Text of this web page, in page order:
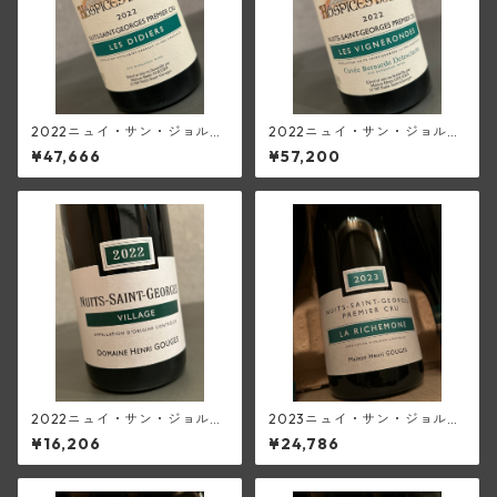
2022ニュイ・サン・ジョルジ
ュ1級レ・ディディエ(オスピ
ス・ド・ニュイ／メゾン・ア
ンリ・グージュ)
¥47,666
2022ニュイ・サン・ジョルジ
ュ1級レ・ヴィニュロンド(オス
ピス・ド・ニュイ／メゾン・
アンリ・グージュ)
¥57,200
2022ニュイ・サン・ジョルジ
ュ(アンリ・グージュ)
¥16,206
2023ニュイ・サン・ジョルジ
ュ1級ラ・リシュモヌ(メゾン・
アンリ・グージュ)
¥24,786